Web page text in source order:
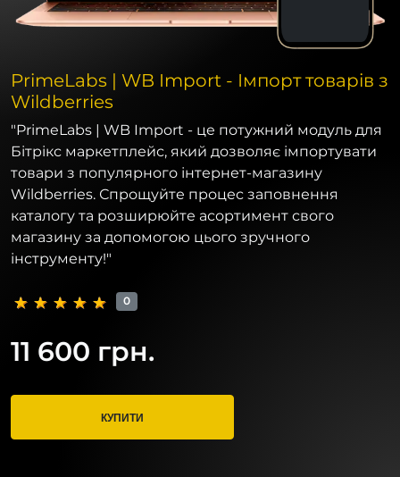
PrimeLabs | WB Import - Імпорт товарів з
Wildberries
"PrimeLabs | WB Import - це потужний модуль для
Бітрікс маркетплейс, який дозволяє імпортувати
товари з популярного інтернет-магазину
Wildberries. Спрощуйте процес заповнення
каталогу та розширюйте асортимент свого
магазину за допомогою цього зручного
інструменту!"
0
11 600 грн.
КУПИТИ